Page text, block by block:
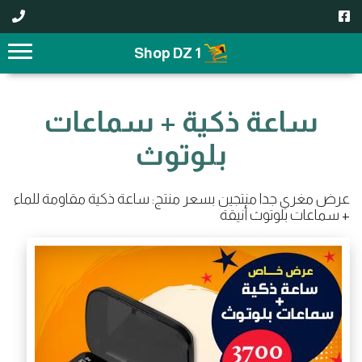
ساعة ذكية + سماعات
بلوتوث
عرض مغري جدا منتجين بسعر منتج: ساعة ذكية مقاومة للماء
+ سماعات بلوتوث أنيقة